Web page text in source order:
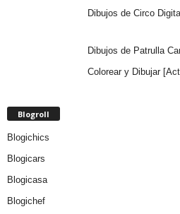
Dibujos de Circo
Dibujos de Patrulla
Colorear y Dibujar
Blogroll
Blogichics
Blogicars
Blogicasa
Blogichef